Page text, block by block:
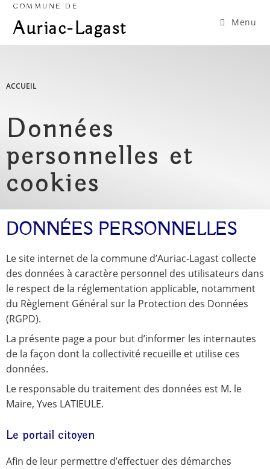
COMMUNE DE
Auriac-Lagast Menu
ACCUEIL
Données
personnelles et
cookies
DONNÉES PERSONNELLES
Le site internet de la commune d’Auriac-Lagast collecte
des données à caractère personnel des utilisateurs dans
le respect de la réglementation applicable, notamment
du Règlement Général sur la Protection des Données
(RGPD).
La présente page a pour but d’informer les internautes
de la façon dont la collectivité recueille et utilise ces
données.
Le responsable du traitement des données est M. le
Maire, Yves LATIEULE.
Le portail citoyen
Afin de leur permettre d’effectuer des démarches